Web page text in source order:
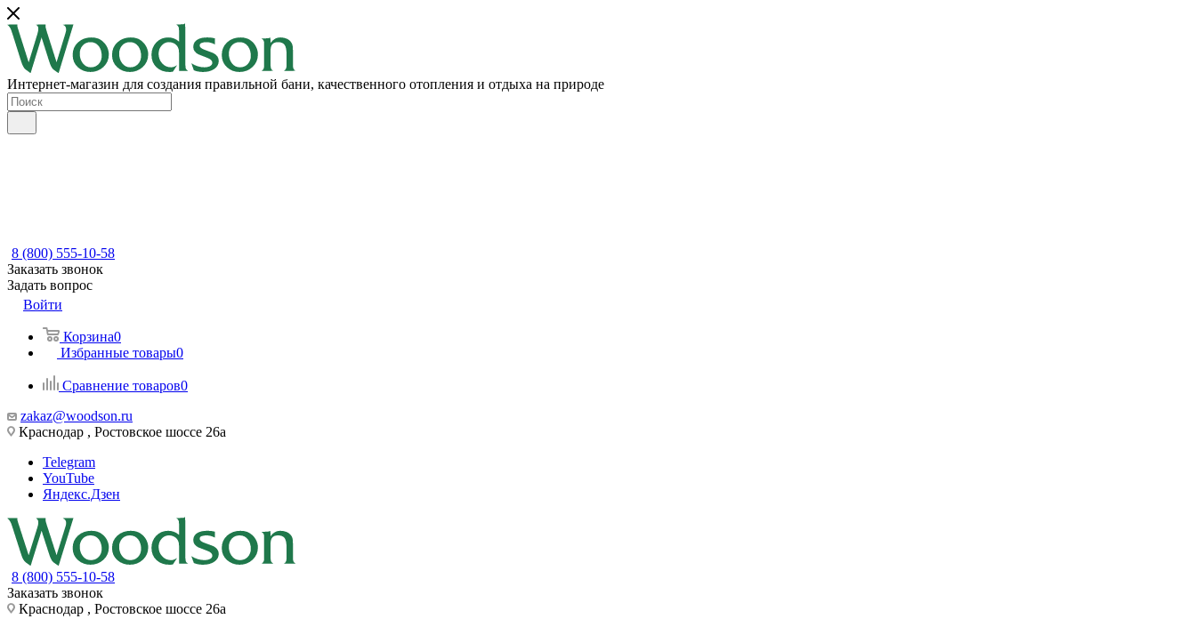
Интернет-магазин для создания правильной бани, качественного отопления и отдыха на природе
8 (800) 555-10-58
Заказать звонок
Задать вопрос
Войти
Корзина0
Избранные товары0
Сравнение товаров0
zakaz@woodson.ru
Краснодар , Ростовское шоссе 26а
Telegram
YouTube
Яндекс.Дзен
8 (800) 555-10-58
Заказать звонок
Краснодар , Ростовское шоссе 26а